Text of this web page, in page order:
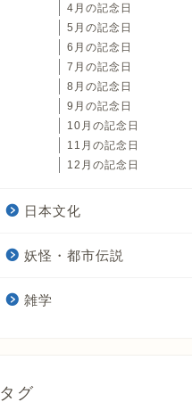
4月の記念日
5月の記念日
6月の記念日
7月の記念日
8月の記念日
9月の記念日
10月の記念日
11月の記念日
12月の記念日
日本文化
妖怪・都市伝説
雑学
タグ